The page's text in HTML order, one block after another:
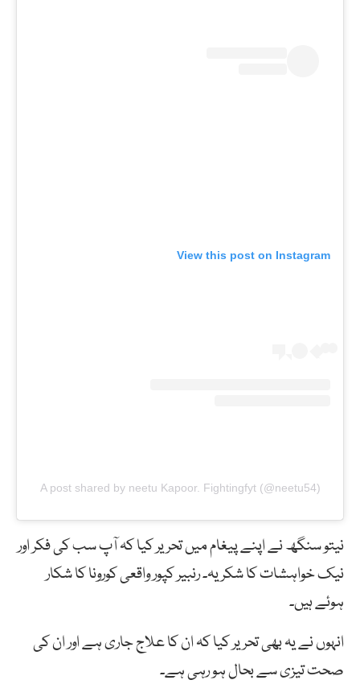
View this post on Instagram
A post shared by neetu Kapoor. Fightingfyt (@neetu54)
نیتو سنگھ نے اپنے پیغام میں تحریر کیا کہ آپ سب کی فکر اور
نیک خواہشات کا شکریہ۔ رنبیر کپور واقعی کورونا کا شکار
ہوئے ہیں۔
انہوں نے یہ بھی تحریر کیا کہ ان کا علاج جاری ہے اور ان کی
صحت تیزی سے بحال ہو رہی ہے۔